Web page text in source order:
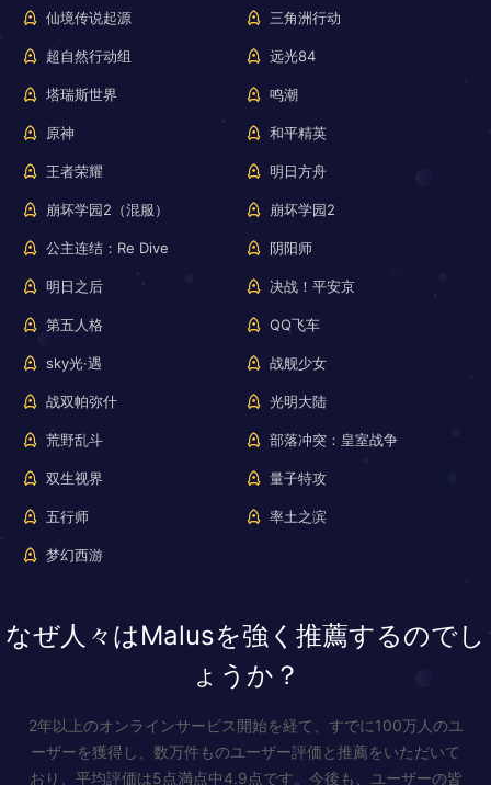
仙境传说起源 三角洲行动
超自然行动组 远光84
塔瑞斯世界 鸣潮
原神 和平精英
王者荣耀 明日方舟
崩坏学园2（混服） 崩坏学园2
公主连结：Re Dive 阴阳师
明日之后 决战！平安京
第五人格 QQ飞车
sky光·遇 战舰少女
战双帕弥什 光明大陆
荒野乱斗 部落冲突：皇室战争
双生视界 量子特攻
五行师 率土之滨
梦幻西游
なぜ人々はMalusを強く推薦するのでし
ょうか？
2年以上のオンラインサービス開始を経て、すでに100万人のユ
ーザーを獲得し、数万件ものユーザー評価と推薦をいただいて
おり、平均評価は5点満点中4.9点です。今後も、ユーザーの皆